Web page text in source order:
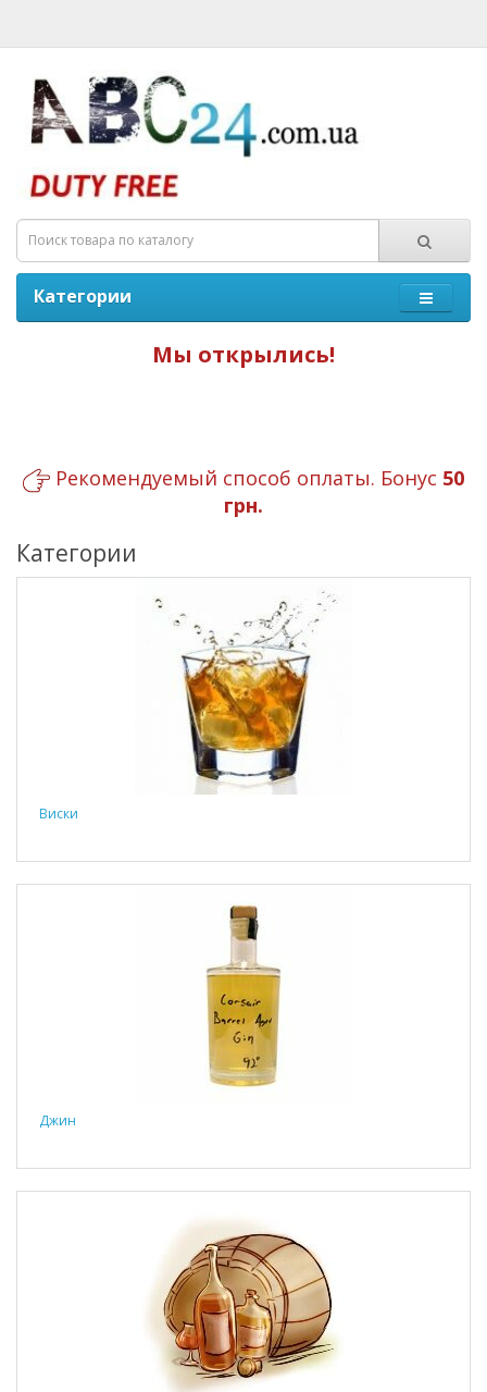
Категории
Мы открылись!
Рекомендуемый способ оплаты. Бонус 50
грн.
Категории
Виски
Джин